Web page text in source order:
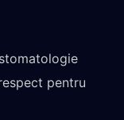
pentru